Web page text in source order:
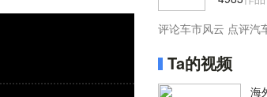
评论车市风云 点评汽
Ta的视频
海